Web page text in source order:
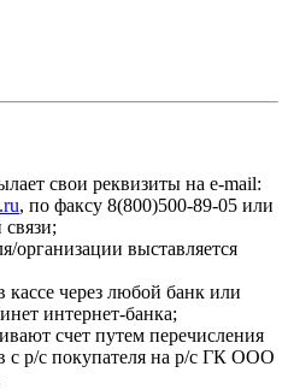
свои реквизиты на e-mail:
, по факсу 8(800)500-89-05 или
организации выставляется
кассе через любой банк или
интернет-банка;
счет путем перечисления
с р/с покупателя на р/с ГК ООО